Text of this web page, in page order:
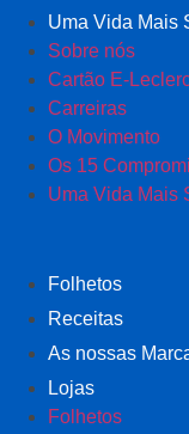
Uma Vida Mais
Sobre nós
Cartão E-
Carreiras
O Movimento
Os 15
Uma Vida Mais
Folhetos
Receitas
As nossas
Lojas
Folhetos